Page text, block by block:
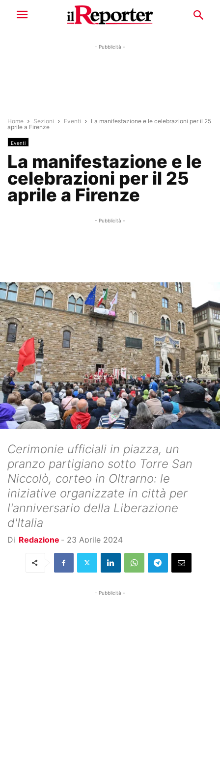
- Pubblicità -
Home Sezioni Eventi
La manifestazione e le celebrazioni per il 25
aprile a Firenze
Eventi
La manifestazione e le
celebrazioni per il 25
aprile a Firenze
- Pubblicità -
Cerimonie ufficiali in piazza, un
pranzo partigiano sotto Torre San
Niccolò, corteo in Oltrarno: le
iniziative organizzate in città per
l'anniversario della Liberazione
d'Italia
Di Redazione - 23 Aprile 2024
- Pubblicità -